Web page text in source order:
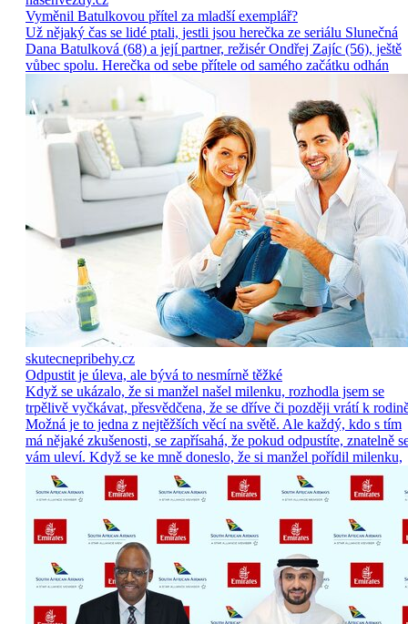
Vyměnil Batulkovou přítel za mladší exemplář?
Už nějaký čas se lidé ptali, jestli jsou herečka ze seriálu Slunečná
Dana Batulková (68) a její partner, režisér Ondřej Zajíc (56), ještě
vůbec spolu. Herečka od sebe přítele od samého začátku odhán
skutecnepribehy.cz
Odpustit je úleva, ale bývá to nesmírně těžké
Když se ukázalo, že si manžel našel milenku, rozhodla jsem se
trpělivě vyčkávat, přesvědčena, že se dříve či později vrátí k
Možná je to jedna z nejtěžších věcí na světě. Ale každý, kdo s tím
má nějaké zkušenosti, se zapřísahá, že pokud odpustíte, znatelně
vám uleví. Když se ke mně doneslo, že si manžel pořídil milenku,